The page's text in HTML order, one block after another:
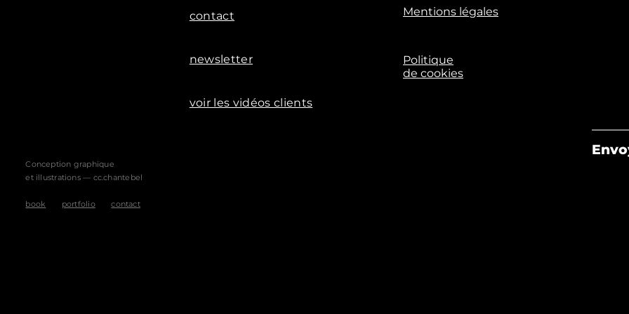
Conception graphique
et illustrations — cc.chantebel
book portfolio contact
contact
newsletter
voir les vidéos clients
Mentions légales
Politique
de cookies